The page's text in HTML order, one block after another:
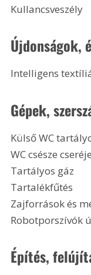
Kullancsveszély
Újdonságok,
Intelligens
Gépek,
Külső WC
WC csésze cseréje
Tartályos gáz
Tartalékfűtés
Zajforrások és
Robotporszívók
Építés,